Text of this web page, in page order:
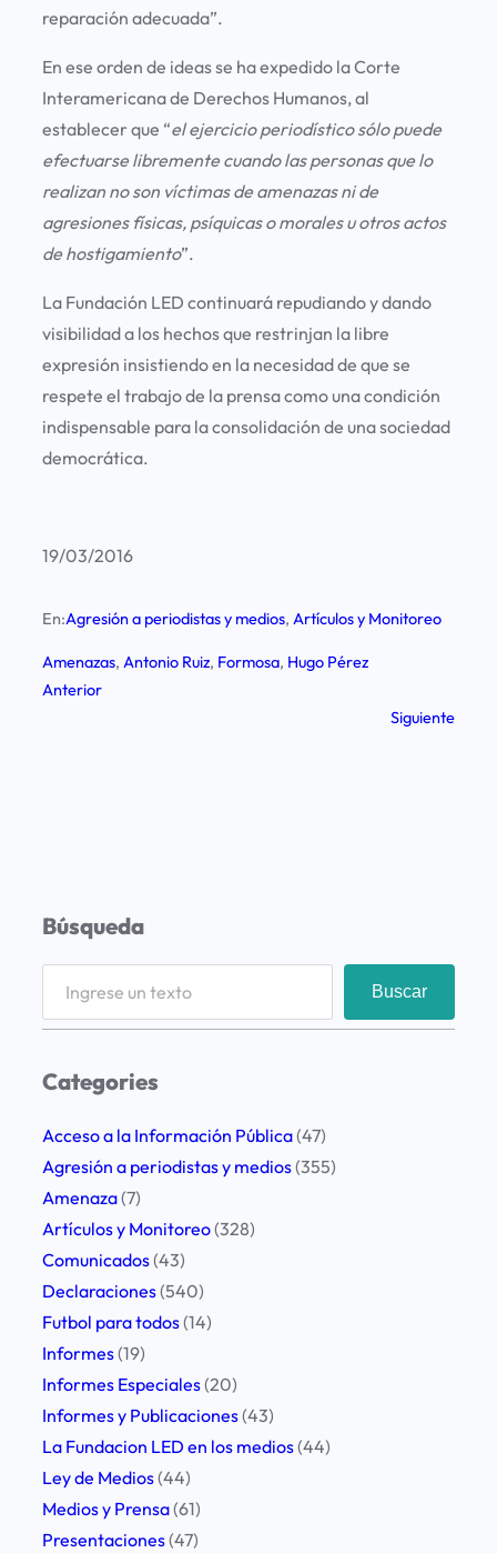
reparación adecuada”.
En ese orden de ideas se ha expedido la Corte
Interamericana de Derechos Humanos, al
establecer que “el ejercicio periodístico sólo puede
efectuarse libremente cuando las personas que lo
realizan no son víctimas de amenazas ni de
agresiones físicas, psíquicas o morales u otros actos
de hostigamiento”.
La Fundación LED continuará repudiando y dando
visibilidad a los hechos que restrinjan la libre
expresión insistiendo en la necesidad de que se
respete el trabajo de la prensa como una condición
indispensable para la consolidación de una sociedad
democrática.
19/03/2016
En:Agresión a periodistas y medios, Artículos y Monitoreo
Amenazas, Antonio Ruiz, Formosa, Hugo Pérez
Anterior
Siguiente
Búsqueda
r
h
Buscar
Categories
Acceso a la Información Pública(47)
Agresión a periodistas y medios(355)
Amenaza(7)
Artículos y Monitoreo(328)
Comunicados(43)
Declaraciones(540)
Futbol para todos(14)
Informes(19)
Informes Especiales(20)
Informes y Publicaciones(43)
La Fundacion LED en los medios(44)
Ley de Medios(44)
Medios y Prensa(61)
Presentaciones(47)